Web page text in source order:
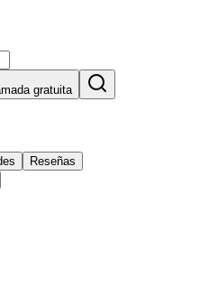
gratuita
Reseñas